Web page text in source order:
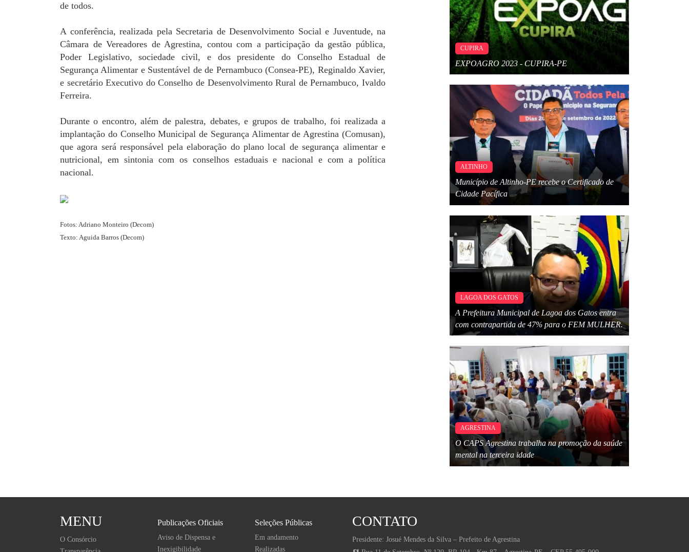
de todos.
A conferência, realizada pela Secretaria de Desenvolvimento Social e Juventude, na
Câmara de Vereadores de Agrestina, contou com a participação da gestão pública,
Poder Legislativo, sociedade civil, e dos presidente do Conselho Estadual de
Segurança Alimentar e Sustentável de de Pernambuco (Consea-PE), Reginaldo Xavier,
e secretário Executivo do Conselho de Desenvolvimento Rural de Pernambuco, Ivaldo
Ferreira.
Durante o encontro, além de palestra, debates, e grupos de trabalho, foi realizada a
implantação do Conselho Municipal de Segurança Alimentar de Agrestina (Comusan),
que agora será responsável pela elaboração do plano local de segurança alimentar e
nutricional, em sintonia com os conselhos estaduais e nacional e com a política
nacional.
Fotos: Adriano Monteiro (Decom)
Texto: Aguida Barros (Decom)
CUPIRA
EXPOAGRO 2023 - CUPIRA-PE
ALTINHO
Município de Altinho-PE recebe o Certificado de
Cidade Pacífica
LAGOA DOS GATOS
A Prefeitura Municipal de Lagoa dos Gatos entra
com contrapartida de 47% para o FEM MULHER.
AGRESTINA
O CAPS Agrestina trabalha na promoção da saúde
mental na terceira idade
MENU
O Consórcio
Publicações Oficiais
Aviso de Dispensa e
Inexigibilidade
Seleções Públicas
Em andamento
Realizadas
CONTATO
Presidente: Josué Mendes da Silva – Prefeito de Agrestina